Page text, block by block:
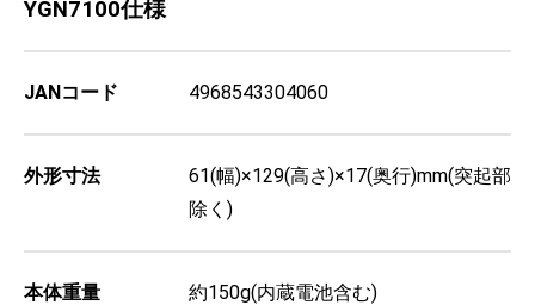
YGN7100仕様
JANコード 4968543304060
外形寸法
61(幅)×129(高さ)×17(奥行)mm(突起部
除く)
本体重量 約150g(内蔵電池含む)